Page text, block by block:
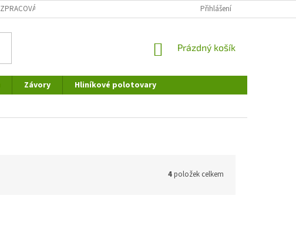
ZPRACOVÁNÍ OSOBNÍCH ÚDAJŮ REKLAMAČNÍ ŘÁD
Přihlášení
NÁKUPNÍ
Prázdný košík
Závory
Hliníkové polotovary
4položek celkem